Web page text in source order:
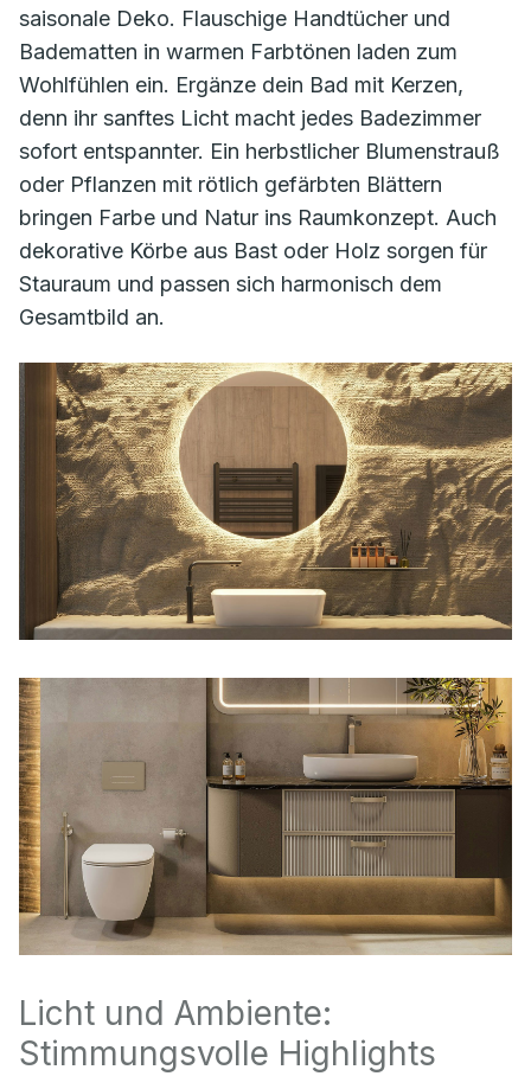
saisonale Deko. Flauschige Handtücher und
Badematten in warmen Farbtönen laden zum
Wohlfühlen ein. Ergänze dein Bad mit Kerzen,
denn ihr sanftes Licht macht jedes Badezimmer
sofort entspannter. Ein herbstlicher Blumenstrauß
oder Pflanzen mit rötlich gefärbten Blättern
bringen Farbe und Natur ins Raumkonzept. Auch
dekorative Körbe aus Bast oder Holz sorgen für
Stauraum und passen sich harmonisch dem
Gesamtbild an.
Licht und Ambiente:
Stimmungsvolle Highlights